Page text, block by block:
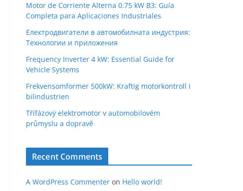
Motor de Corriente Alterna 0.75 kW B3: Guía
Completa para Aplicaciones Industriales
Електродвигатели в автомобилната индустрия:
Технологии и приложения
Frequency Inverter 4 kW: Essential Guide for
Vehicle Systems
Frekvensomformer 500kW: Kraftig motorkontroll i
bilindustrien
Třífázový elektromotor v automobilovém
průmyslu a dopravě
Recent Comments
A WordPress Commenter on Hello world!